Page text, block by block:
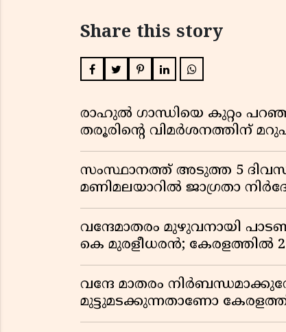
Share this story
രാഹുൽ ഗാന്ധിയെ കുറ്റം
തരൂരിന്റെ വിമർശനത്തിന്
സംസ്ഥാനത്ത് അടുത്ത 5
മണിമലയാറിൽ ജാഗ്രതാ
വന്ദേമാതരം മുഴുവനായി
കെ മുരളീധരൻ; കേരളത്തിൽ
വന്ദേ മാതരം
മുട്ടുമടക്കുന്നതാണോ